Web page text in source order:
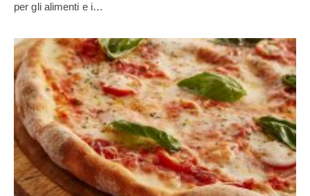
per gli alimenti e i…